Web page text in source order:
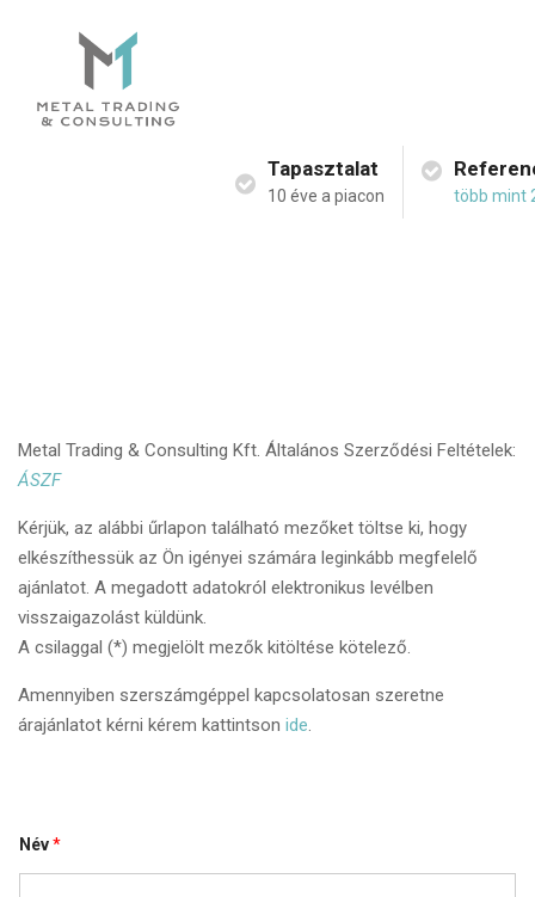
Tapasztalat
10 éve a piacon több mint
Metal Trading & Consulting Kft. Általános Szerződési Feltételek:
ÁSZF
Kérjük, az alábbi űrlapon található mezőket töltse ki, hogy
elkészíthessük az Ön igényei számára leginkább megfelelő
ajánlatot. A megadott adatokról elektronikus levélben
visszaigazolást küldünk.
A csilaggal (*) megjelölt mezők kitöltése kötelező.
Amennyiben szerszámgéppel kapcsolatosan szeretne
árajánlatot kérni kérem kattintson ide.
Név*